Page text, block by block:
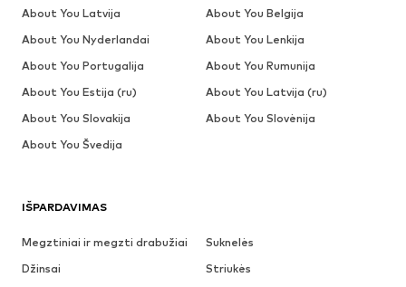
IŠPARDAVIMAS
Megztiniai ir megzti drabužiai
Suknelės
Džinsai
Striukės
About You Latvija
About You Belgija
About You Nyderlandai
About You Lenkija
About You Portugalija
About You Rumunija
About You Estija (ru)
About You Latvija (ru)
About You Slovakija
About You Slovėnija
About You Švedija